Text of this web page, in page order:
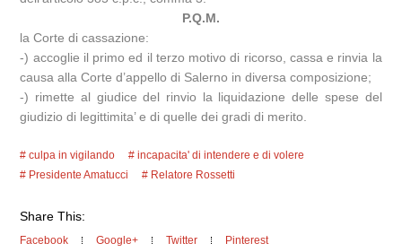
P.Q.M.
la Corte di cassazione:
-) accoglie il primo ed il terzo motivo di ricorso, cassa e rinvia la
causa alla Corte d’appello di Salerno in diversa composizione;
-) rimette al giudice del rinvio la liquidazione delle spese del
giudizio di legittimita’ e di quelle dei gradi di merito.
culpa in vigilando
incapacita' di intendere e di volere
Presidente Amatucci
Relatore Rossetti
Share This:
Facebook Google+ Twitter Pinterest